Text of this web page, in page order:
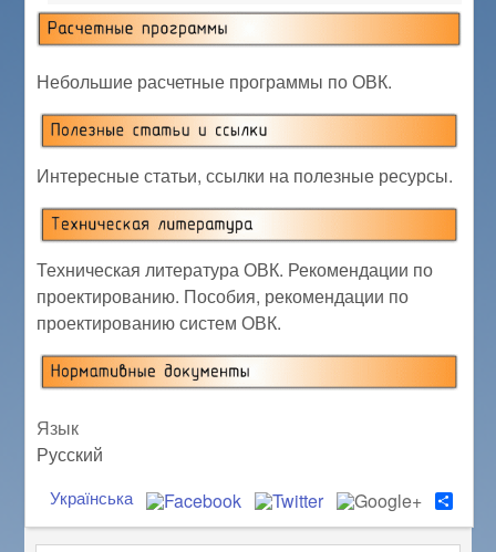
Небольшие расчетные программы по ОВК.
Интересные статьи, ссылки на полезные ресурсы.
Техническая литература ОВК. Рекомендации по
проектированию. Пособия, рекомендации по
проектированию систем ОВК.
Язык
Русский
S
h
a
Українська